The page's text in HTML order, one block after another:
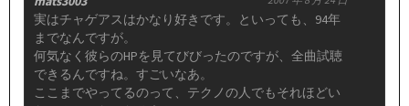
実はチャゲアスはかなり好きです。といっても、94年
までなんですが。
何気なく彼らのHPを見てびびったのですが、全曲試聴
できるんですね。すごいなあ。
ここまでやってるのって、テクノの人でもそれほどい